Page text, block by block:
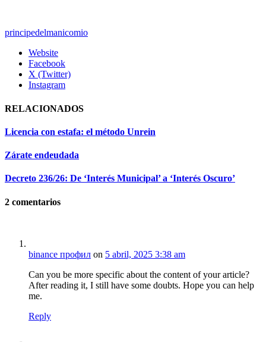
principedelmanicomio
Website
Facebook
X (Twitter)
Instagram
RELACIONADOS
Licencia con estafa: el método Unrein
Zárate endeudada
Decreto 236/26: De ‘Interés Municipal’ a ‘Interés Oscuro’
2 comentarios
binance профил on 5 abril, 2025 3:38 am
Can you be more specific about the content of your article?
After reading it, I still have some doubts. Hope you can help
me.
Reply